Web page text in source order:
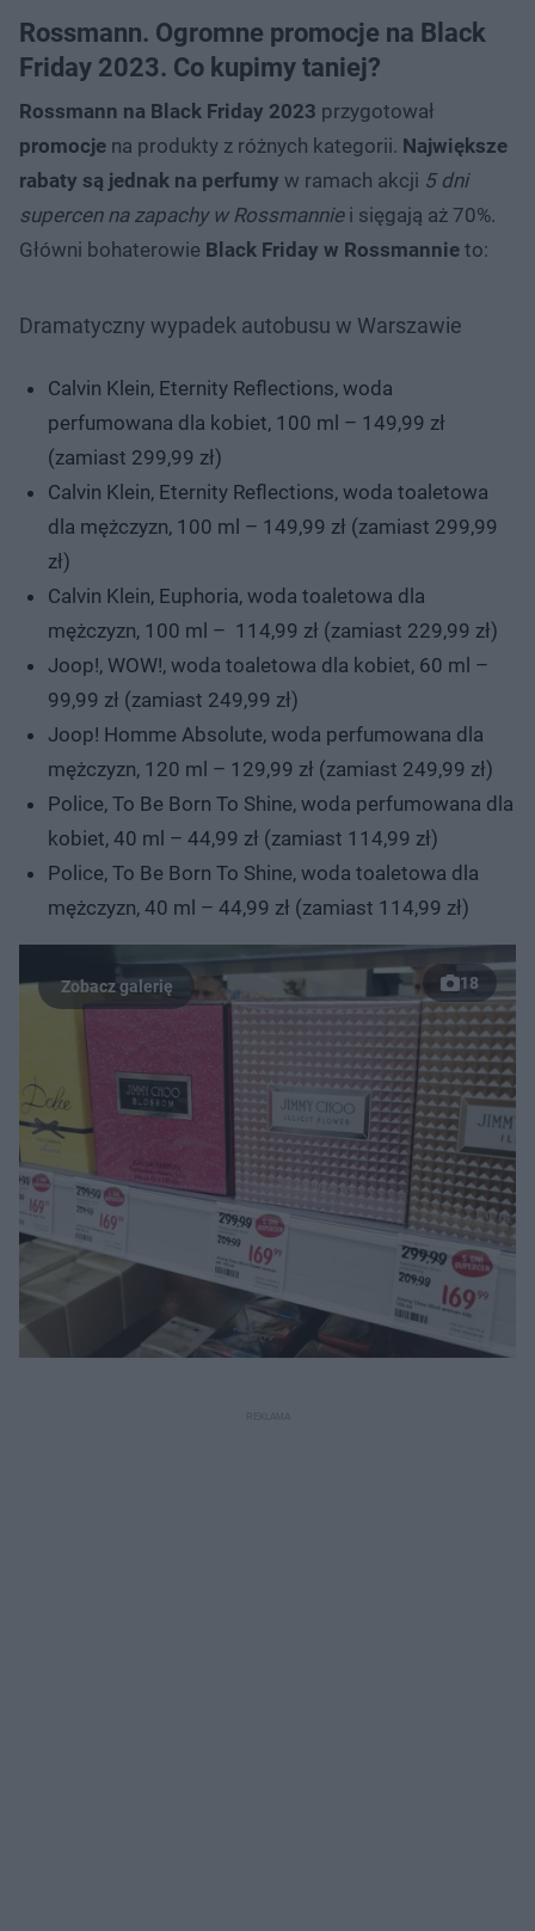
Rossmann. Ogromne promocje na Black
Friday 2023. Co kupimy taniej?
Rossmann na Black Friday 2023 przygotował
promocje na produkty z różnych kategorii. Największe
rabaty są jednak na perfumy w ramach akcji 5 dni
supercen na zapachy w Rossmanniei sięgają aż 70%.
Główni bohaterowie Black Friday w Rossmannie to:
Dramatyczny wypadek autobusu w Warszawie
Calvin Klein, Eternity Reflections, woda
perfumowana dla kobiet, 100 ml – 149,99 zł
(zamiast 299,99 zł)
Calvin Klein, Eternity Reflections, woda toaletowa
dla mężczyzn, 100 ml – 149,99 zł (zamiast 299,99
zł)
Calvin Klein, Euphoria, woda toaletowa dla
mężczyzn, 100 ml – 114,99 zł (zamiast 229,99 zł)
Joop!, WOW!, woda toaletowa dla kobiet, 60 ml –
99,99 zł (zamiast 249,99 zł)
Joop! Homme Absolute, woda perfumowana dla
mężczyzn, 120 ml – 129,99 zł (zamiast 249,99 zł)
Police, To Be Born To Shine, woda perfumowana dla
kobiet, 40 ml – 44,99 zł (zamiast 114,99 zł)
Police, To Be Born To Shine, woda toaletowa dla
mężczyzn, 40 ml – 44,99 zł (zamiast 114,99 zł)
18